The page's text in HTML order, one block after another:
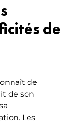
de
de
de son
Les